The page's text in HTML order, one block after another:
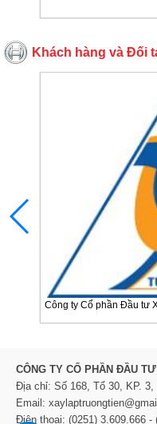
Khách hàng và Đối
Công ty Cổ phần Đầu tư
CÔNG TY CỔ PHẦN ĐẦU
Địa chỉ: Số 168, Tổ 30, KP.
Email:
Điện thoại: (0251) 3.609.666 -